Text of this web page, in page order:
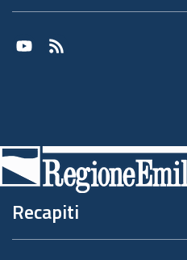
Youtube
RSS
Recapiti